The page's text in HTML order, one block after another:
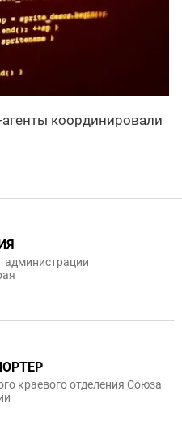
координировали
краевого отделения Союза